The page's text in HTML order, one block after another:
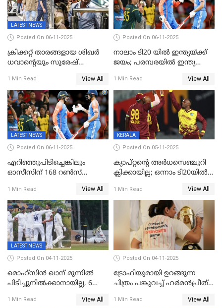
LATEST NEWS
Posted On 06-11-2025
ക്രിക്കറ്റ് താരങ്ങളായ ശിഖർ
ധവാന്‍റെയും സുരേഷ്
കണ്ടുകെട്ടി
1 Min Read View All
Posted On 06-11-2025
നാലാം ടി20 യില്‍ ഇന്ത്യയ്ക്ക്
ജയം; പരമ്പരയിൽ ഇന്ത്യ
1 Min Read View All
LATEST NEWS
Posted On 06-11-2025
എറിഞ്ഞുപിടിച്ചെങ്കിലും
ഓസീസിന് 168 റൺസ്
1 Min Read View All
KERALA
Posted On 05-11-2025
ക്യാപ്റ്റന്റെ അർധസെഞ്ചുറി
ക്ലിക്കായില്ല; ഒന്നാം ടി20യിൽ
വിൻഡീസിന് ജയം
1 Min Read View All
LATEST NEWS
Posted On 04-11-2025
മൊഹ്സിൻ ഖാന് മുന്നിൽ
പിടിച്ചുനിൽക്കാനായില്ല, 6
കേരളത്തിന് ഇന്നിംഗ്സ്
1 Min Read View All
Posted On 04-11-2025
ട്രോഫിയുമായി ഉറങ്ങുന്ന
ചിത്രം പങ്കുവച്ച് ഹര്‍മന്‍പ്രീത്
1 Min Read View All